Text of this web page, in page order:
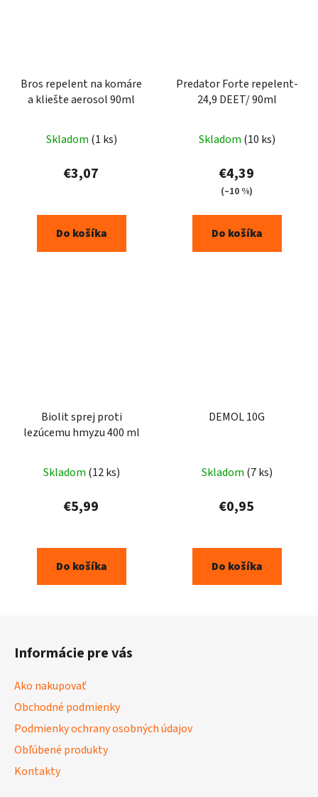
Bros repelent na komáre
a kliešte aerosol 90ml
Skladom (1 ks)
€3,07
Do košíka
Predator Forte repelent-
24,9 DEET/ 90ml
Skladom (10 ks)
€4,39
(–10 %)
Do košíka
Biolit sprej proti
lezúcemu hmyzu 400 ml
Skladom (12 ks)
€5,99
Do košíka
DEMOL 10G
Skladom (7 ks)
€0,95
Do košíka
Informácie pre vás
Ako nakupovať
Obchodné podmienky
Podmienky ochrany osobných údajov
Obľúbené produkty
Kontakty